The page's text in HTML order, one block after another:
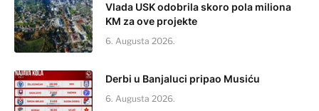
Vlada USK odobrila skoro pola miliona
KM za ove projekte
6. Augusta 2026.
Derbi u Banjaluci pripao Musiću
6. Augusta 2026.